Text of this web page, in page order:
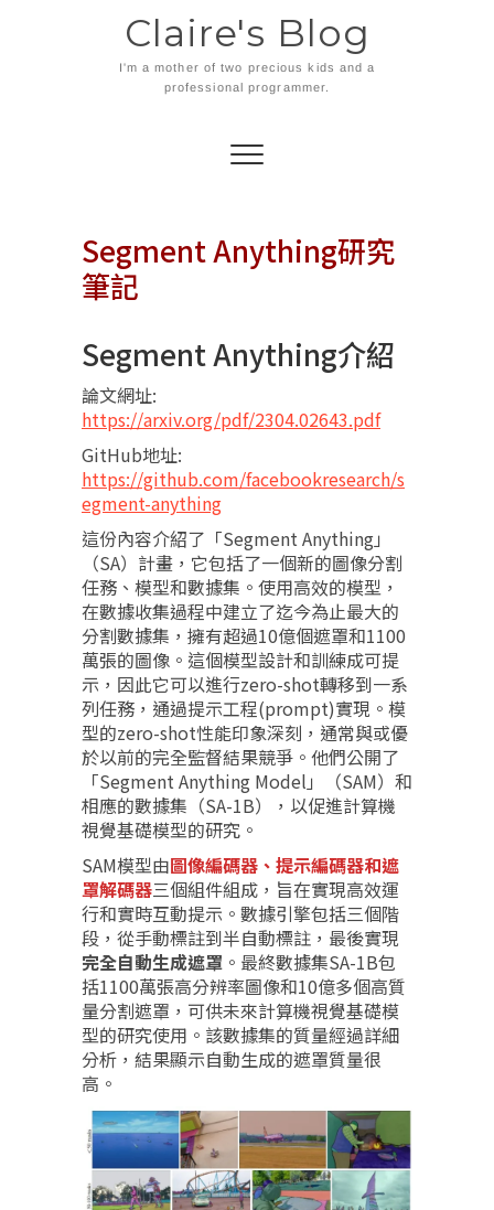
Claire's Blog
I'm a mother of two precious kids and a
professional programmer.
Segment Anything研究
筆記
Segment Anything介紹
論文網址:
https://arxiv.org/pdf/2304.02643.pdf
GitHub地址:
https://github.com/facebookresearch/s
egment-anything
這份內容介紹了「Segment Anything」
（SA）計畫，它包括了一個新的圖像分割
任務、模型和數據集。使用高效的模型，
在數據收集過程中建立了迄今為止最大的
分割數據集，擁有超過10億個遮罩和1100
萬張的圖像。這個模型設計和訓練成可提
示，因此它可以進行zero-shot轉移到一系
列任務，通過提示工程(prompt)實現。模
型的zero-shot性能印象深刻，通常與或優
於以前的完全監督結果競爭。他們公開了
「Segment Anything Model」（SAM）和
相應的數據集（SA-1B），以促進計算機
視覺基礎模型的研究。
SAM模型由圖像編碼器、提示編碼器和遮
罩解碼器三個組件組成，旨在實現高效運
行和實時互動提示。數據引擎包括三個階
段，從手動標註到半自動標註，最後實現
完全自動生成遮罩 。最終數據集SA-1B包
括1100萬張高分辨率圖像和10億多個高質
量分割遮罩，可供未來計算機視覺基礎模
型的研究使用。該數據集的質量經過詳細
分析，結果顯示自動生成的遮罩質量很
高。